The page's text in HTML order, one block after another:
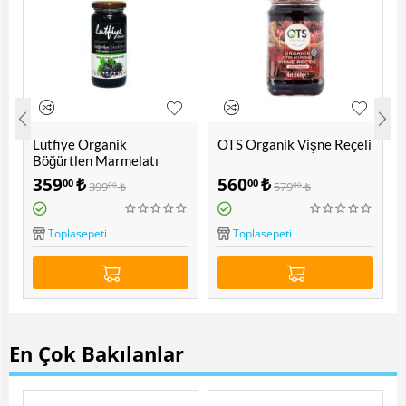
Lutfiye Organik
Böğürtlen Marmelatı
Şekersiz
35900 ₺39900 ₺
Toplasepeti
OTS Organik Vişne Reçeli
56000 ₺57900 ₺
Toplasepeti
En Çok Bakılanlar